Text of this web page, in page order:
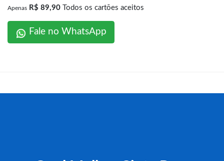
Apenas R$ 89,90 Todos os cartões aceitos
Fale no WhatsApp